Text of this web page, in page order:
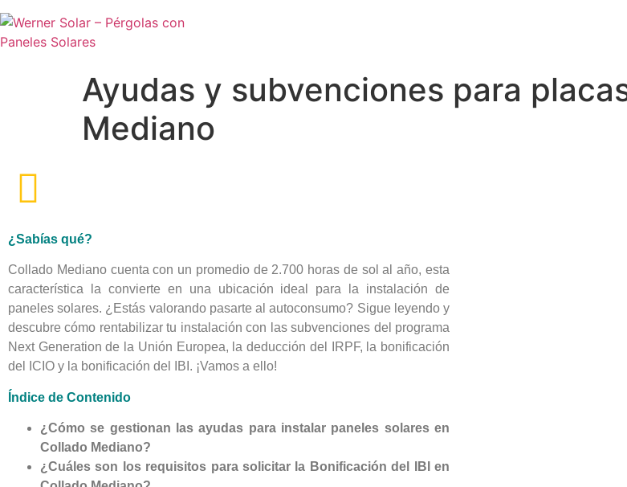
Ayudas y subvenciones para
Mediano
¿Sabías qué?
Collado Mediano cuenta con un promedio de 2.700 horas de sol al año, esta
característica la convierte en una ubicación ideal para la instalación de
paneles solares. ¿Estás valorando pasarte al autoconsumo? Sigue leyendo y
descubre cómo rentabilizar tu instalación con las subvenciones del programa
Next Generation de la Unión Europea, la deducción del IRPF, la bonificación
del ICIO y la bonificación del IBI. ¡Vamos a ello!
Índice de Contenido
¿Cómo se gestionan las ayudas para instalar paneles solares en
Collado Mediano?
¿Cuáles son los requisitos para solicitar la Bonificación del IBI en